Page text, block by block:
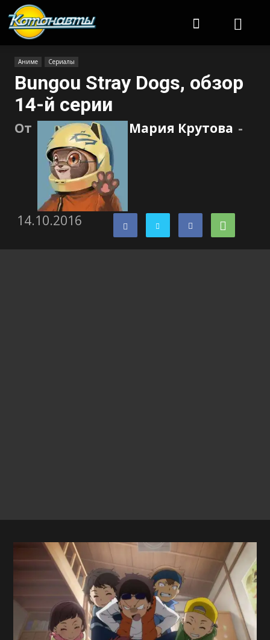
Аниме Сериалы
Bungou Stray Dogs, обзор
14-й серии
От Мария Крутова -
14.10.2016